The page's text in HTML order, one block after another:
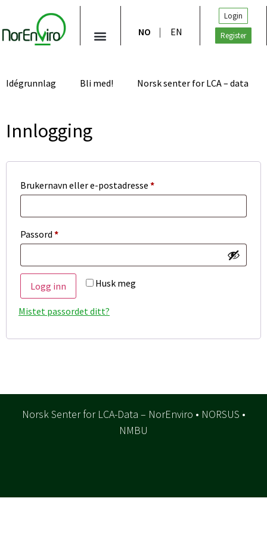
NO EN
Login
Register
Idégrunnlag Bli med! Norsk senter for LCA – data
Innlogging
Brukernavn eller e-postadresse *
Passord *
Husk meg
Logg inn
Mistet passordet ditt?
Norsk Senter for LCA-Data – NorEnviro • NORSUS •
NMBU